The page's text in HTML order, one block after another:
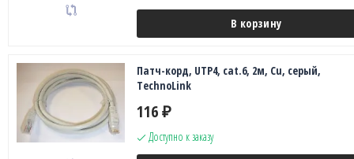
В корзину
Патч-корд, UTP4, cat.6, 2м, Сu, серый,
TechnoLink
116 ₽
Доступно к заказу